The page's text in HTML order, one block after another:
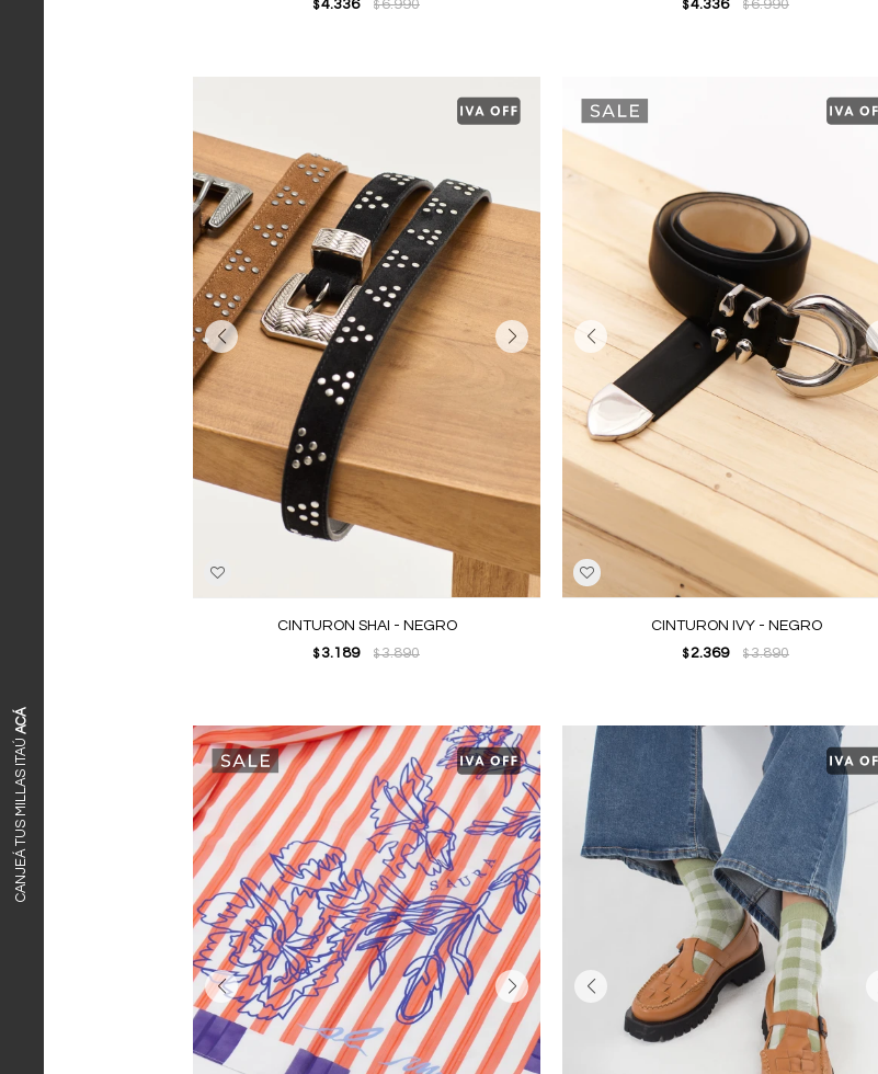
CANJEÁ TUS MILLAS ITAÚ
ACÁ
$4.336 $6.990 $4.336 $6.990
CINTURON SHAI - NEGRO
$3.189 $3.890
CINTURON IVY - NEGRO
$2.369 $3.890